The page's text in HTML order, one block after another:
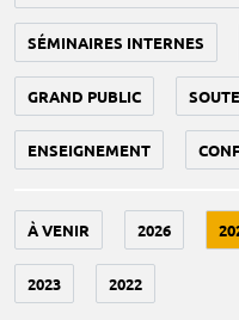
SÉMINAIRES INTERNES
GRAND PUBLIC
ENSEIGNEMENT
À VENIR 2026
2023 2022